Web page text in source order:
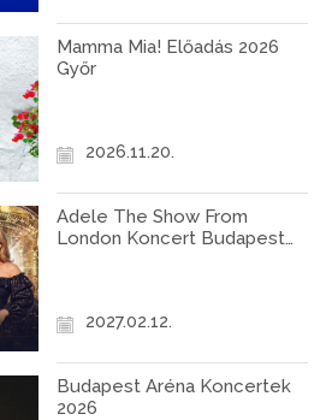
Mamma Mia! Előadás 2026
Győr
2026.11.20.
Adele The Show From
London Koncert Budapest
2027.02.12.
Budapest Aréna Koncertek
2026